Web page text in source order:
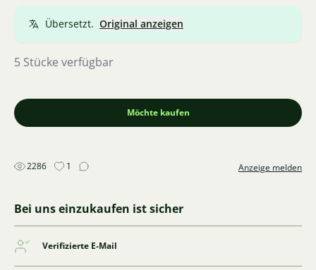
Übersetzt. Original anzeigen
5 Stücke verfügbar
Möchte kaufen
2286 1 Anzeige melden
Bei uns einzukaufen ist sicher
Verifizierte E-Mail